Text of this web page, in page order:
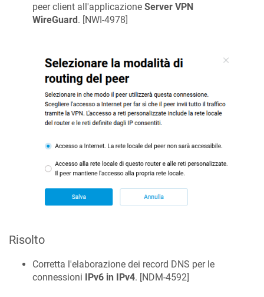
peer client all'applicazione Server VPN
WireGuard. [NWI-4978]
Risolto
Corretta l'elaborazione dei record DNS per le
connessioni IPv6 in IPv4. [NDM-4592]